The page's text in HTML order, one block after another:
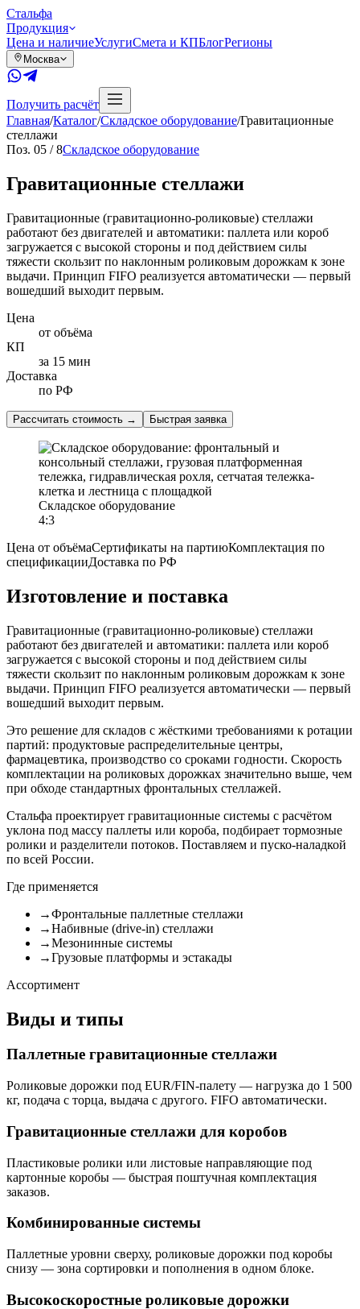
Стальфа
Продукция
Цена и наличиеУслугиСмета и КПБлогРегионы
Москва
Получить расчёт
Главная/Каталог/Складское оборудование/Гравитационные
стеллажи
Поз. 05 /8Складское оборудование
Гравитационные стеллажи
Гравитационные (гравитационно-роликовые) стеллажи
работают без двигателей и автоматики: паллета или короб
загружается с высокой стороны и под действием силы
тяжести скользит по наклонным роликовым дорожкам к зоне
выдачи. Принцип FIFO реализуется автоматически — первый
вошедший выходит первым.
Цена
от объёма
КП
за 15 мин
Доставка
по РФ
Рассчитать стоимость → Быстрая заявка
Складское оборудование
4:3
Цена от объёмаСертификаты на партиюКомплектация по
спецификацииДоставка по РФ
Изготовление и поставка
Гравитационные (гравитационно-роликовые) стеллажи
работают без двигателей и автоматики: паллета или короб
загружается с высокой стороны и под действием силы
тяжести скользит по наклонным роликовым дорожкам к зоне
выдачи. Принцип FIFO реализуется автоматически — первый
вошедший выходит первым.
Это решение для складов с жёсткими требованиями к ротации
партий: продуктовые распределительные центры,
фармацевтика, производство со сроками годности. Скорость
комплектации на роликовых дорожках значительно выше, чем
при обходе стандартных фронтальных стеллажей.
Стальфа проектирует гравитационные системы с расчётом
уклона под массу паллеты или короба, подбирает тормозные
ролики и разделители потоков. Поставляем и пуско-наладкой
по всей России.
Где применяется
→Фронтальные паллетные стеллажи
→Набивные (drive-in) стеллажи
→Мезонинные системы
→Грузовые платформы и эстакады
Ассортимент
Виды и типы
Паллетные гравитационные стеллажи
Роликовые дорожки под EUR/FIN-палету — нагрузка до 1 500
кг, подача с торца, выдача с другого. FIFO автоматически.
Гравитационные стеллажи для коробов
Пластиковые ролики или листовые направляющие под
картонные коробы — быстрая поштучная комплектация
заказов.
Комбинированные системы
Паллетные уровни сверху, роликовые дорожки под коробы
снизу — зона сортировки и пополнения в одном блоке.
Высокоскоростные роликовые дорожки